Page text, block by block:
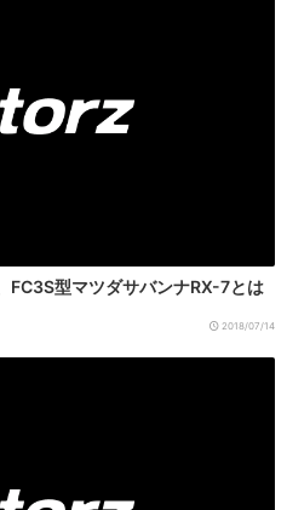
FC3S型マツダサバンナRX-7とは
2018/07/14